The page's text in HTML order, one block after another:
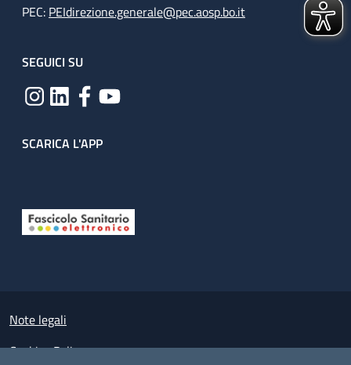
PEC: PEIdirezione.generale@pec.aosp.bo.it
SEGUICI SU
SCARICA L'APP
Small prints
Note legali
Cookies Policy